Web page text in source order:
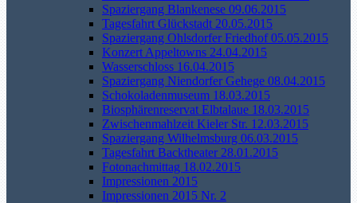
Spaziergang Blankenese 09.06.2015
Tagesfahrt Glückstadt 20.05.2015
Spaziergang Ohlsdorfer Friedhof 05.05.2015
Konzert Appeltowns 24.04.2015
Wasserschloss 16.04.2015
Spaziergang Niendorfer Gehege 08.04.2015
Schokoladenmuseum 18.03.2015
Biosphärenreservat Elbtalaue 18.03.2015
Zwischenmahlzeit Kieler Str. 12.03.2015
Spaziergang Wilhelmsburg 06.03.2015
Tagesfahrt Backtheater 28.01.2015
Fotonachmittag 18.02.2015
Impressionen 2015
Impressionen 2015 Nr. 2